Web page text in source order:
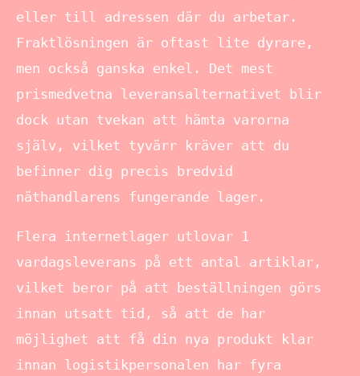
eller till adressen där du arbetar.
Fraktlösningen är oftast lite dyrare,
men också ganska enkel. Det mest
prismedvetna leveransalternativet blir
dock utan tvekan att hämta varorna
själv, vilket tyvärr kräver att du
befinner dig precis bredvid
näthandlarens fungerande lager.
Flera internetlager utlovar 1
vardagsleverans på ett antal artiklar,
vilket beror på att beställningen görs
innan utsatt tid, så att de har
möjlighet att få din nya produkt klar
innan logistikpersonalen har fyra